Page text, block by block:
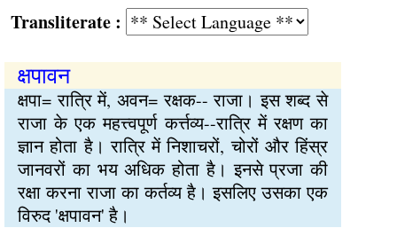
:
क्षपावन
क्षपा= रात्रि में, अवन= रक्षक-- राजा। इस शब्द से
राजा के एक महत्त्वपूर्ण कर्त्तव्य--रात्रि में रक्षण का
ज्ञान होता है। रात्रि में निशाचरों, चोरों और हिंस्र
जानवरों का भय अधिक होता है। इनसे प्रजा की
रक्षा करना राजा का कर्तव्य है। इसलिए उसका एक
विरुद 'क्षपावन' है।